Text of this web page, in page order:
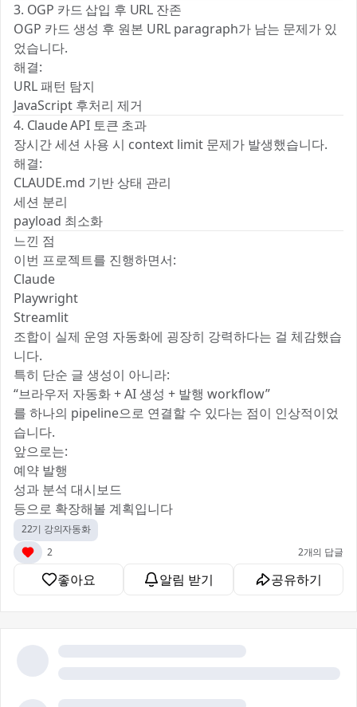
3. OGP 카드 삽입 후 URL 잔존
OGP 카드 생성 후 원본 URL paragraph가 남는 문제가 있
었습니다.
해결:
URL 패턴 탐지
JavaScript 후처리 제거
4. Claude API 토큰 초과
장시간 세션 사용 시 context limit 문제가 발생했습니다.
해결:
CLAUDE.md 기반 상태 관리
세션 분리
payload 최소화
느낀 점
이번 프로젝트를 진행하면서:
Claude
Playwright
Streamlit
조합이 실제 운영 자동화에 굉장히 강력하다는 걸 체감했습
니다.
특히 단순 글 생성이 아니라:
“브라우저 자동화 + AI 생성 + 발행 workflow”
를 하나의 pipeline으로 연결할 수 있다는 점이 인상적이었
습니다.
앞으로는:
예약 발행
성과 분석 대시보드
등으로 확장해볼 계획입니다 😊
22기 강의자동화
2
2개의 답글
좋아요 알림 받기 공유하기